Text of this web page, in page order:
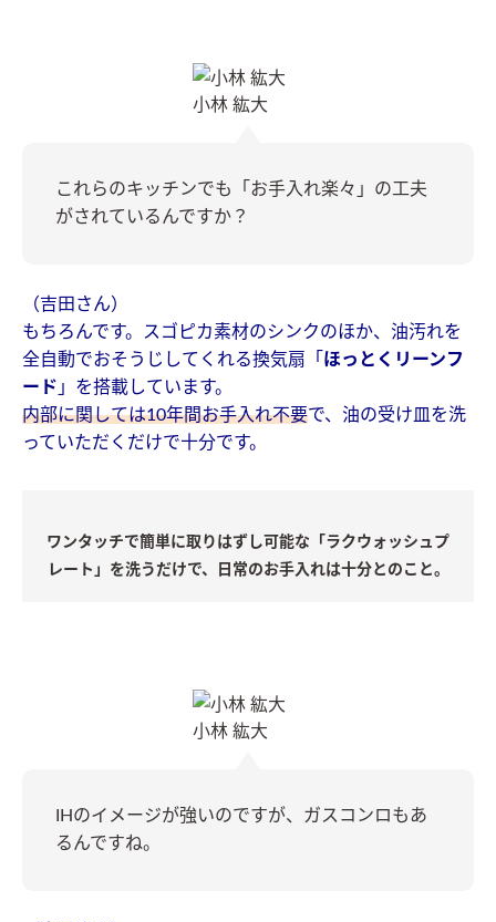
小林 紘大
これらのキッチンでも「お手入れ楽々」の工夫
がされているんですか？
（吉田さん）
もちろんです。スゴピカ素材のシンクのほか、油汚れを
全自動でおそうじしてくれる換気扇「 ほっとくリーンフ
ード 」を搭載しています。
内部に関しては10年間お手入れ不要で、油の受け皿を洗
っていただくだけで十分です。
ワンタッチで簡単に取りはずし可能な「ラクウォッシュプ
レート」を洗うだけで、日常のお手入れは十分とのこと。
小林 紘大
IHのイメージが強いのですが、ガスコンロもあ
るんですね。